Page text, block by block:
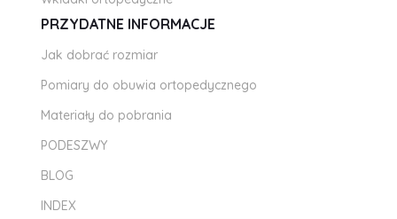
PRZYDATNE INFORMACJE
Jak dobrać rozmiar
Pomiary do obuwia ortopedycznego
Materiały do pobrania
PODESZWY
BLOG
INDEX